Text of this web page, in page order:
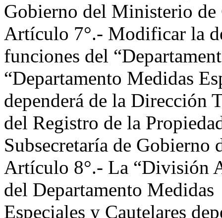
Gobierno del Ministerio de
Artículo 7°.- Modificar la
funciones del
“Departamento Medidas
dependerá de la Dirección
del Registro de la
Subsecretaría de
Artículo 8°.- La “División
del Departamento Medidas
Especiales y Cautelares